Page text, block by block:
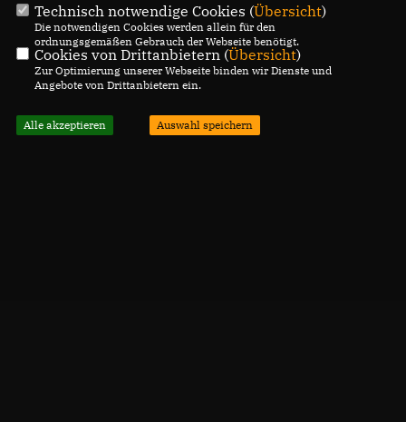
Technisch notwendige Cookies (Übersicht)
Die notwendigen Cookies werden allein für den
ordnungsgemäßen Gebrauch der Webseite benötigt.
Cookies von Drittanbietern (Übersicht)
Zur Optimierung unserer Webseite binden wir Dienste und
Angebote von Drittanbietern ein.
Alle akzeptieren Auswahl speichern